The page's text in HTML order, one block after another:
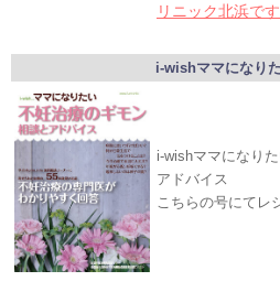
リニック北浜です
i-wishママになり
i-wishママになり
アドバイス
こちらの号にてレ